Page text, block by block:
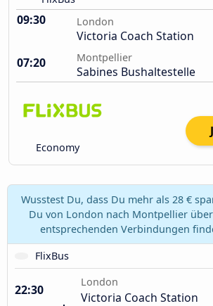
09:30 London
Victoria Coach Station
07:20
Montpellier
Sabines Bushaltestelle
Economy
Wusstest Du, dass Du mehr als 28 €
Du von London nach Montpellier
entsprechenden Verbindungen
FlixBus
22:30
London
Victoria Coach Station